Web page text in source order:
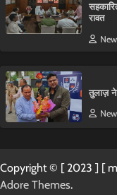
रावत
तुलाज़ ने
Copyright © [ 2023 ] [
Adore Themes.